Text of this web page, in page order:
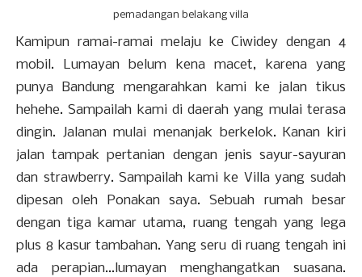
pemadangan belakang villa
Kamipun ramai-ramai melaju ke Ciwidey dengan 4
mobil. Lumayan belum kena macet, karena yang
punya Bandung mengarahkan kami ke jalan tikus
hehehe. Sampailah kami di daerah yang mulai terasa
dingin. Jalanan mulai menanjak berkelok. Kanan kiri
jalan tampak pertanian dengan jenis sayur-sayuran
dan strawberry. Sampailah kami ke Villa yang sudah
dipesan oleh Ponakan saya. Sebuah rumah besar
dengan tiga kamar utama, ruang tengah yang lega
plus 8 kasur tambahan. Yang seru di ruang tengah ini
ada perapian...lumayan menghangatkan suasana.